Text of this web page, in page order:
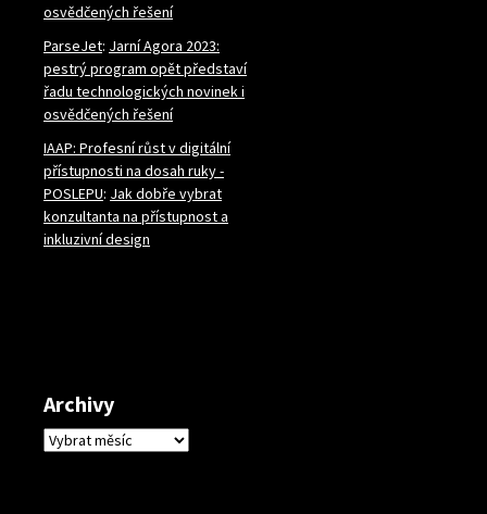
osvědčených řešení
ParseJet: Jarní Agora 2023:
pestrý program opět představí
řadu technologických novinek i
osvědčených řešení
IAAP: Profesní růst v digitální
přístupnosti na dosah ruky -
POSLEPU: Jak dobře vybrat
konzultanta na přístupnost a
inkluzivní design
Archivy
Archivy